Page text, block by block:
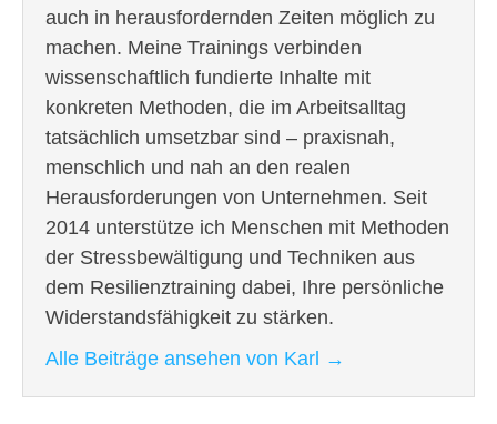
auch in herausfordernden Zeiten möglich zu
machen. Meine Trainings verbinden
wissenschaftlich fundierte Inhalte mit
konkreten Methoden, die im Arbeitsalltag
tatsächlich umsetzbar sind – praxisnah,
menschlich und nah an den realen
Herausforderungen von Unternehmen. Seit
2014 unterstütze ich Menschen mit Methoden
der Stressbewältigung und Techniken aus
dem Resilienztraining dabei, Ihre persönliche
Widerstandsfähigkeit zu stärken.
Alle Beiträge ansehen von Karl →